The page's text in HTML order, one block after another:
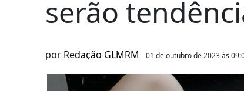
serão
por Redação GLMRM 01 de outubro de 2023 às